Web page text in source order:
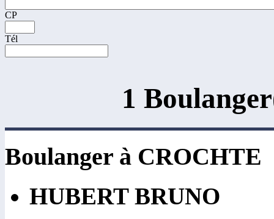
CP
Tél
1
Boulanger à CROCHTE
HUBERT BRUNO